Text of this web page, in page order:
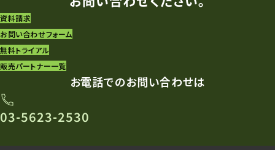
資料請求
お問い合わせフォーム
無料トライアル
販売パートナー一覧
お電話でのお問い合わせは
03-5623-2530